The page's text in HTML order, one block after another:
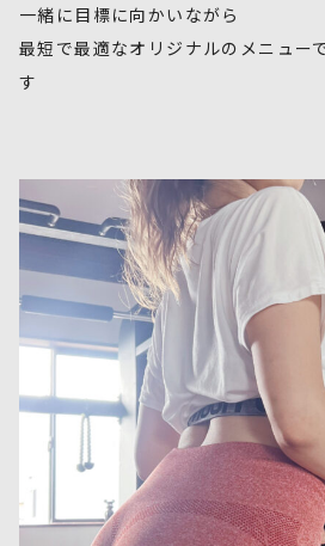
一緒に目標に向かいながら
最短で最適なオリジナルのメニュー
す